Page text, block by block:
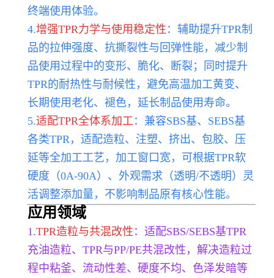
终端使用体验。
4.增强TPR力学与使用稳定性 ：辅助提升TPR制
品的拉伸强度、抗撕裂性与回弹性能，减少制
品使用过程中的变形、脆化、断裂；同时提升
TPR的耐热性与耐候性，避免高温加工黄变、
长期使用老化、褪色，延长制品使用寿命。
5.适配TPR全体系加工 ：兼容SBS基、SEBS基
各类TPR，适配造粒、注塑、挤出、包胶、压
延等全加工工艺，加工窗口宽，可根据TPR软
硬度（0A-90A）、外观需求（透明/不透明）灵
活调整添加量，不影响制品原有核心性能。
应用领域
1.TPR造粒与共混改性 ：适配SBS/SEBS基TPR
充油造粒、TPR与PP/PE共混改性，解决造粒过
程中粘釜、流动性差、硬度不均、色泽发暗等